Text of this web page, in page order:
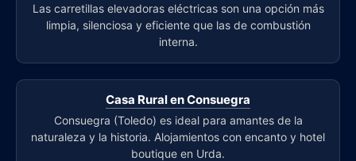
Las carretillas elevadoras eléctricas son una opción más
limpia, silenciosa y eficiente que las de combustión
interna.
Casa Rural en Consuegra
Consuegra (Toledo) es ideal para amantes de la
naturaleza y la historia. Alojamientos con encanto y hotel
boutique en Urda.